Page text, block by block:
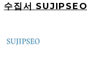
수집서 SUJIPSEO